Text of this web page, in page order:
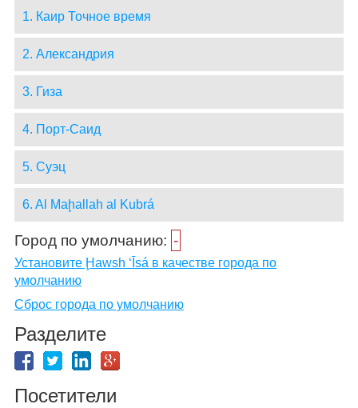
1. Каир Точное время
2. Александрия
3. Гиза
4. Порт-Саид
5. Суэц
6. Al Maḩallah al Kubrá
Город по умолчанию: -
Установите Ḩawsh ‘Īsá в качестве города по
умолчанию
Сброс города по умолчанию
Разделите
Посетители